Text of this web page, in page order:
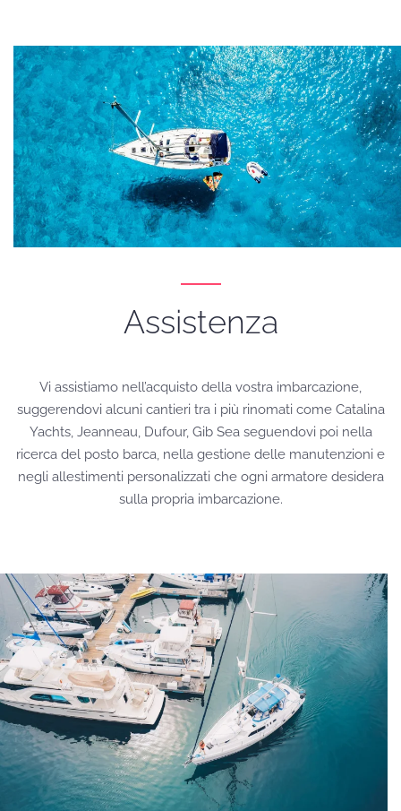
Assistenza
Vi assistiamo nell’acquisto della vostra imbarcazione,
suggerendovi alcuni cantieri tra i più rinomati come Catalina
Yachts, Jeanneau, Dufour, Gib Sea seguendovi poi nella
ricerca del posto barca, nella gestione delle manutenzioni e
negli allestimenti personalizzati che ogni armatore desidera
sulla propria imbarcazione.